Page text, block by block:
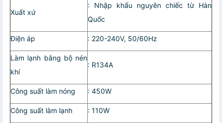
Xuất xứ
: Nhập khẩu nguyên chiếc từ Hàn
Quốc
Điện áp : 220-240V, 50/60Hz
Làm lạnh bằng bộ nén
khí
: R134A
Công suất làm nóng : 450W
Công suất làm lạnh : 110W